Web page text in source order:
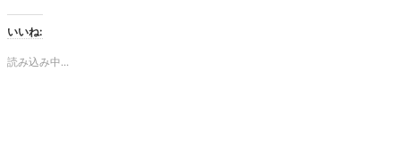
し
て
Twitter
共
有
いいね:
読み込み中...